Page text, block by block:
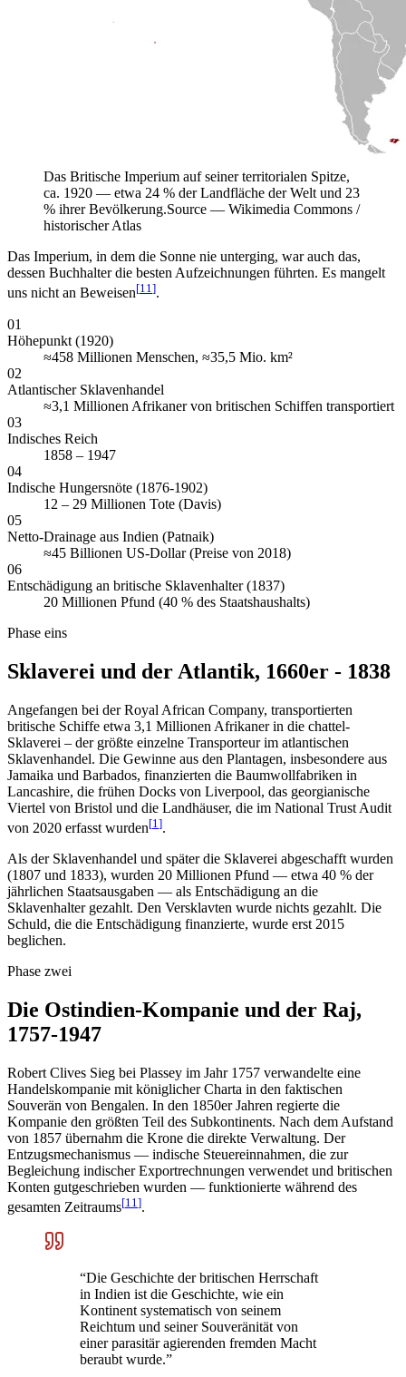
Das Britische Imperium auf seiner territorialen Spitze,
ca. 1920 — etwa 24 % der Landfläche der Welt und 23
% ihrer Bevölkerung.Source — Wikimedia Commons /
historischer Atlas
Das Imperium, in dem die Sonne nie unterging, war auch das,
dessen Buchhalter die besten Aufzeichnungen führten. Es mangelt
uns nicht an Beweisen[11].
01
Höhepunkt (1920)
≈458 Millionen Menschen, ≈35,5 Mio. km²
02
Atlantischer Sklavenhandel
≈3,1 Millionen Afrikaner von britischen Schiffen transportiert
03
Indisches Reich
1858 – 1947
04
Indische Hungersnöte (1876-1902)
12 – 29 Millionen Tote (Davis)
05
Netto-Drainage aus Indien (Patnaik)
≈45 Billionen US-Dollar (Preise von 2018)
06
Entschädigung an britische Sklavenhalter (1837)
20 Millionen Pfund (40 % des Staatshaushalts)
Phase eins
Sklaverei und der Atlantik, 1660er - 1838
Angefangen bei der Royal African Company, transportierten
britische Schiffe etwa 3,1 Millionen Afrikaner in die chattel-
Sklaverei – der größte einzelne Transporteur im atlantischen
Sklavenhandel. Die Gewinne aus den Plantagen, insbesondere aus
Jamaika und Barbados, finanzierten die Baumwollfabriken in
Lancashire, die frühen Docks von Liverpool, das georgianische
Viertel von Bristol und die Landhäuser, die im National Trust Audit
von 2020 erfasst wurden[1 ].
Als der Sklavenhandel und später die Sklaverei abgeschafft wurden
(1807 und 1833), wurden 20 Millionen Pfund — etwa 40 % der
jährlichen Staatsausgaben — als Entschädigung an die
Sklavenhalter gezahlt. Den Versklavten wurde nichts gezahlt. Die
Schuld, die die Entschädigung finanzierte, wurde erst 2015
beglichen.
Phase zwei
Die Ostindien-Kompanie und der Raj,
1757-1947
Robert Clives Sieg bei Plassey im Jahr 1757 verwandelte eine
Handelskompanie mit königlicher Charta in den faktischen
Souverän von Bengalen. In den 1850er Jahren regierte die
Kompanie den größten Teil des Subkontinents. Nach dem Aufstand
von 1857 übernahm die Krone die direkte Verwaltung. Der
Entzugsmechanismus — indische Steuereinnahmen, die zur
Begleichung indischer Exportrechnungen verwendet und britischen
Konten gutgeschrieben wurden — funktionierte während des
gesamten Zeitraums[11 ].
“Die Geschichte der britischen Herrschaft
in Indien ist die Geschichte, wie ein
Kontinent systematisch von seinem
Reichtum und seiner Souveränität von
einer parasitär agierenden fremden Macht
beraubt wurde.”